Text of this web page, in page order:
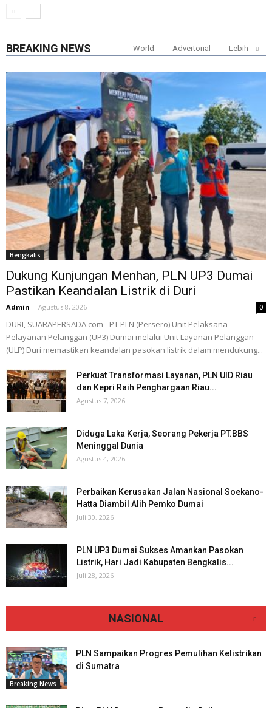
BREAKING NEWS World Advertorial Lebih
Bengkalis
Dukung Kunjungan Menhan, PLN UP3 Dumai
Pastikan Keandalan Listrik di Duri
Admin - Agustus 8, 2026 0
DURI, SUARAPERSADA.com - PT PLN (Persero) Unit Pelaksana
Pelayanan Pelanggan (UP3) Dumai melalui Unit Layanan Pelanggan
(ULP) Duri memastikan keandalan pasokan listrik dalam mendukung...
Perkuat Transformasi Layanan, PLN UID Riau
dan Kepri Raih Penghargaan Riau...
Agustus 7, 2026
Diduga Laka Kerja, Seorang Pekerja PT.BBS
Meninggal Dunia
Agustus 4, 2026
Perbaikan Kerusakan Jalan Nasional Soekano-
Hatta Diambil Alih Pemko Dumai
Juli 30, 2026
PLN UP3 Dumai Sukses Amankan Pasokan
Listrik, Hari Jadi Kabupaten Bengkalis...
Juli 28, 2026
NASIONAL
Breaking News
PLN Sampaikan Progres Pemulihan Kelistrikan
di Sumatra